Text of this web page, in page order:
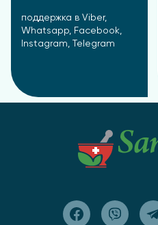
поддержка в Viber,
Whatsapp, Facebook,
Instagram, Telegram